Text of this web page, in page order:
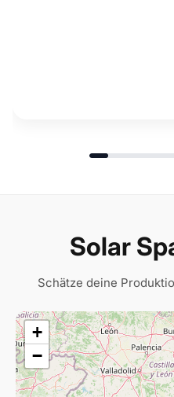
Solar
Schätze deine
+
−